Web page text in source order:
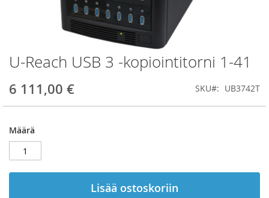
U-Reach USB 3 -kopiointitorni 1-41
6 111,00 € SKU UB3742T
Määrä
Lisää ostoskoriin
Skip
to
the
beginning
of
images
gallery